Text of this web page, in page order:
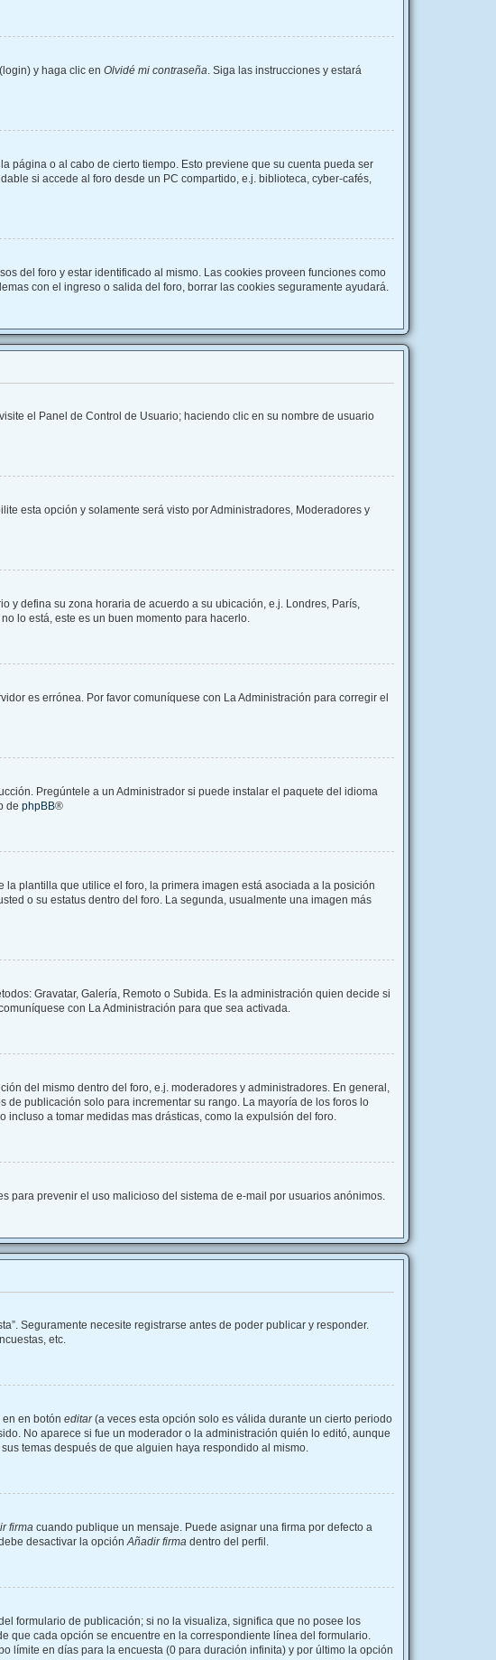
y haga clic en Olvidé mi contraseña. Siga las instrucciones y estará
página o al cabo de cierto tiempo. Esto previene que su cuenta pueda ser
si accede al foro desde un PC compartido, e.j. biblioteca, cyber-cafés,
del foro y estar identificado al mismo. Las cookies proveen funciones como
con el ingreso o salida del foro, borrar las cookies seguramente ayudará.
el Panel de Control de Usuario; haciendo clic en su nombre de usuario
esta opción y solamente será visto por Administradores, Moderadores y
y defina su zona horaria de acuerdo a su ubicación, e.j. Londres, París,
lo está, este es un buen momento para hacerlo.
es errónea. Por favor comuníquese con La Administración para corregir el
Pregúntele a un Administrador si puede instalar el paquete del idioma
de phpBB®
plantilla que utilice el foro, la primera imagen está asociada a la posición
o su estatus dentro del foro. La segunda, usualmente una imagen más
Gravatar, Galería, Remoto o Subida. Es la administración quien decide si
con La Administración para que sea activada.
del mismo dentro del foro, e.j. moderadores y administradores. En general,
publicación solo para incrementar su rango. La mayoría de los foros lo
a tomar medidas mas drásticas, como la expulsión del foro.
para prevenir el uso malicioso del sistema de e-mail por usuarios anónimos.
Seguramente necesite registrarse antes de poder publicar y responder.
etc.
en botón editar(a veces esta opción solo es válida durante un cierto periodo
No aparece si fue un moderador o la administración quién lo editó, aunque
temas después de que alguien haya respondido al mismo.
firma cuando publique un mensaje. Puede asignar una firma por defecto a
desactivar la opciónAñadir firma dentro del perfil.
formulario de publicación; si no la visualiza, significa que no posee los
que cada opción se encuentre en la correspondiente línea del formulario.
límite en días para la encuesta (0 para duración infinita) y por último la opción